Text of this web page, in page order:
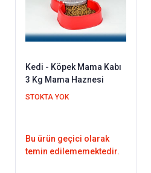
Kedi - Köpek Mama Kabı
3 Kg Mama Haznesi
STOKTA YOK
Bu ürün geçici olarak
temin edilememektedir.